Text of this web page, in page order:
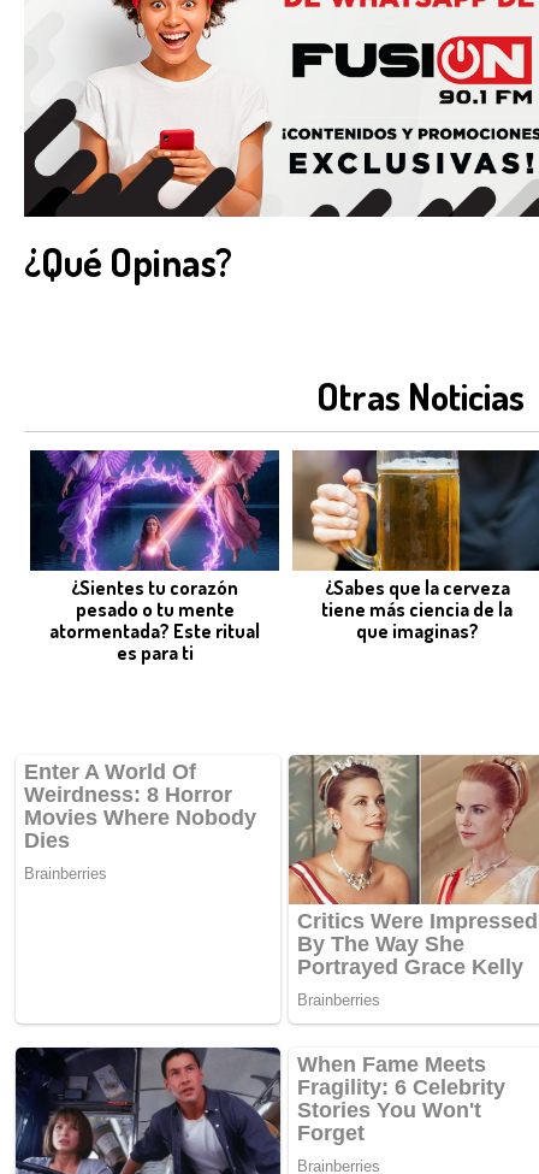
¿Qué Opinas?
Otras Noticias
¿Sientes tu corazón
pesado o tu mente
atormentada? Este ritual
es para ti
¿Sabes que la cerveza
tiene más ciencia de la
que imaginas?